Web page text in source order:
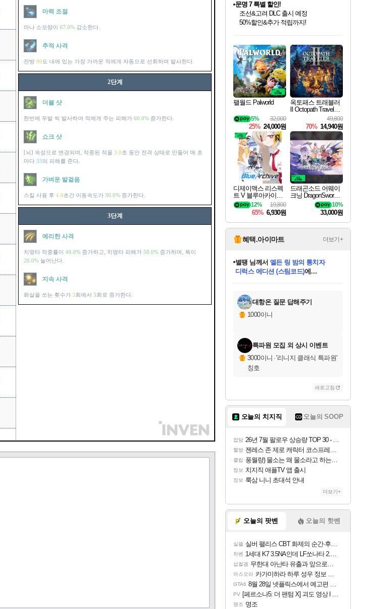
마력 조절
마나 소모량이 67.0% 감소한다.
추적 사격
전방 90 도 내에 있는 가장 가까운 적에게 자동으로 선회하며 발사한다.
2단계
더블 샷
한번에 두발 씩 발사하여 적에게 주는 피해가 60.0% 증가한다.
쇼크 샷
[뇌] 속성으로 변경되며, 적중된 적을 3.0초 동안 전격 상태로 만들어 매 초
마다 33의 피해를 준다.
가벼운 발걸음
스킬 사용 후 4.0초간 이동속도가 30.0% 증가한다.
3단계
예리한 사격
치명타 적중률이 40.0% 증가하고, 치명타 피해가 58.0% 증가하며, 폭이
20.0% 늘어난다.
지속 사격
화살을 쏘는 횟수가 3회에서 5회로 증가한다.
최대 90% 할인가를 만나보세요!
네이버혜택과 함께 만나보세요!
마블 투혼 파이팅 소울즈 정식출시!
마블 히어로 총 출동&화려한 격투!
네이버 포인트 혜택까지!
이니&베니 혜택까지!
네이버 혜택가와 함께 예약하세요!
할인&네이버혜택으로 만나보세요!
네이버페이 혜택과 만나보세요!
40주년 프로모션으로 만나보세요!
할인가에 만나보세요!
일부 에디션 상시 할인!
혜택으로 예약 판매 중
편안하게 충전하세요
팰월드 Palworld
32,000
5%
25% 24,000원
옥토패스 트래블러
II Octopath Traveler I
49,800
70% 14,940원
디제이맥스 리스펙
트 V 블루아카이브
팩 DJMAX RESPE
CT V Blue Archive P
ack DLC
19,800
12%
65% 6,930원
드래곤소드 어웨이
크닝 DragonSword A
10%
33,000원
혜택.아이마트 더보기+
교환.
당첨되셨습니다.
니코 님께서 (본편포함) 데이브 더
다이버 인 더 정글 번들 (스팀코드)
당첨되셨습니다.
당첨되셨습니다.
당첨되셨습니다.
당첨되셨습니다.
당첨되셨습니다.
에디션 (스팀코드)를 교환.
당첨되셨습니다.
대항온 질문 답해주기
1000이니
특파원 모집 외 상시 이벤트
3000이니 ·'리니지 클래식 특파원'
칭호
새로고침
오늘의 치지직 오늘의 SOOP
잡담 26년 7월 팔로우 상승량 TOP 30 - 월간 치지직
짤방 젠레스 존 제로 캐릭터 코스프레한 꽁주
클립 풍월량) 물소는 왜 물소라고 하는거야? 아! 그만 ㅋㅋ
정보 치지직 애플TV 앱 출시
정보 룩삼 니니 초대석 안내
더보기+
오늘의 팟벤 오늘의 핫벤
실팰 실버 팰리스 CBT 화제의 순간·후기 모음
차벤 1세대 K7 3.5NA인데 LF쏘나타 2.0NA 기변하면 유류비 절약이 얼마나 될까요..?
섭컬겜 무한대 아난타 유출과 앞으로의 예상 (루머)
아스오라 카가미하라 하루 성우 정보 및 주요 필모
GTA6 8월 28일 넷플릭스에서 예고편 공개 예정
PV [페르소나5: 더 팬텀 X] 괴도 영상 l 타카마키 안·댄싱 스타
명조 명조